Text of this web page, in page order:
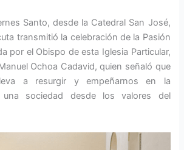
Santo, desde la Catedral San José,
transmitió la celebración de la Pasión
por el Obispo de esta Iglesia Particular,
Ochoa Cadavid, quien señaló que
a resurgir y empeñarnos en la
sociedad desde los valores del